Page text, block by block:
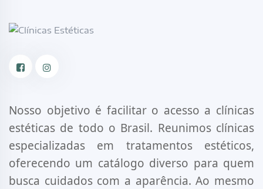
Nosso objetivo é facilitar o acesso a clínicas
estéticas de todo o Brasil. Reunimos clínicas
especializadas em tratamentos estéticos,
oferecendo um catálogo diverso para quem
busca cuidados com a aparência. Ao mesmo